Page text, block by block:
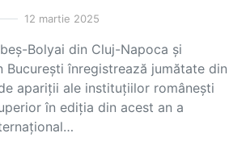
12 martie 2025
Bolyai din Cluj-Napoca și
București înregistrează jumătate din
apariții ale instituțiilor românești
în ediția din acest an a